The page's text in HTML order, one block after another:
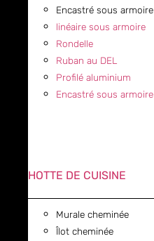
Encastré sous armoire
linéaire sous armoire
Rondelle
Ruban au DEL
Profilé aluminium
Encastré sous armoire
HOTTE DE CUISINE
Murale cheminée
Îlot cheminée